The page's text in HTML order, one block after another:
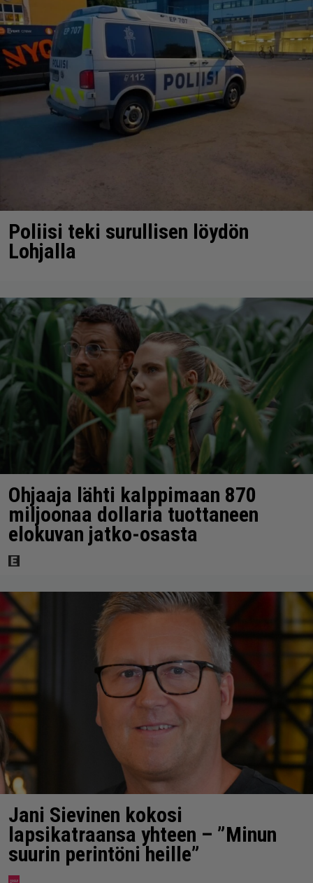
Poliisi teki surullisen löydön
Lohjalla
Ohjaaja lähti kalppimaan 870
miljoonaa dollaria tuottaneen
elokuvan jatko-osasta
Jani Sievinen kokosi
lapsikatraansa yhteen – ”Minun
suurin perintöni heille”